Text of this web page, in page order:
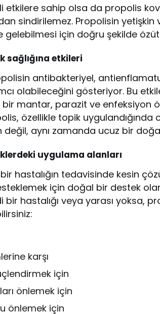
etkilere sahip olsa da propolis
sindirilemez. Propolisin
gelebilmesi için doğru şekilde
sağlığına etkileri
antibakteriyel,
olabileceğini gösteriyor. Bu
mantar, parazit ve enfeksiyon
özellikle topik uygulandığında
değil, aynı zamanda ucuz bir
uygulama alanları
hastalığın tedavisinde kesin
için doğal bir destek
hastalığı veya yarası yoksa,
karşı
için
önlemek için
önlemek için